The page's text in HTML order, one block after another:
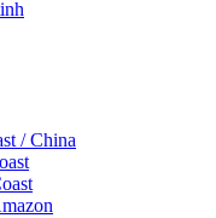
/ China